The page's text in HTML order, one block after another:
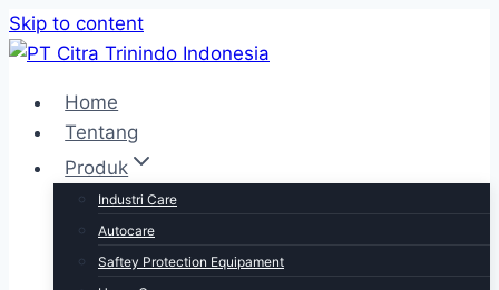
Skip to content
Home
Tentang
Produk
Industri Care
Autocare
Saftey Protection Equipament